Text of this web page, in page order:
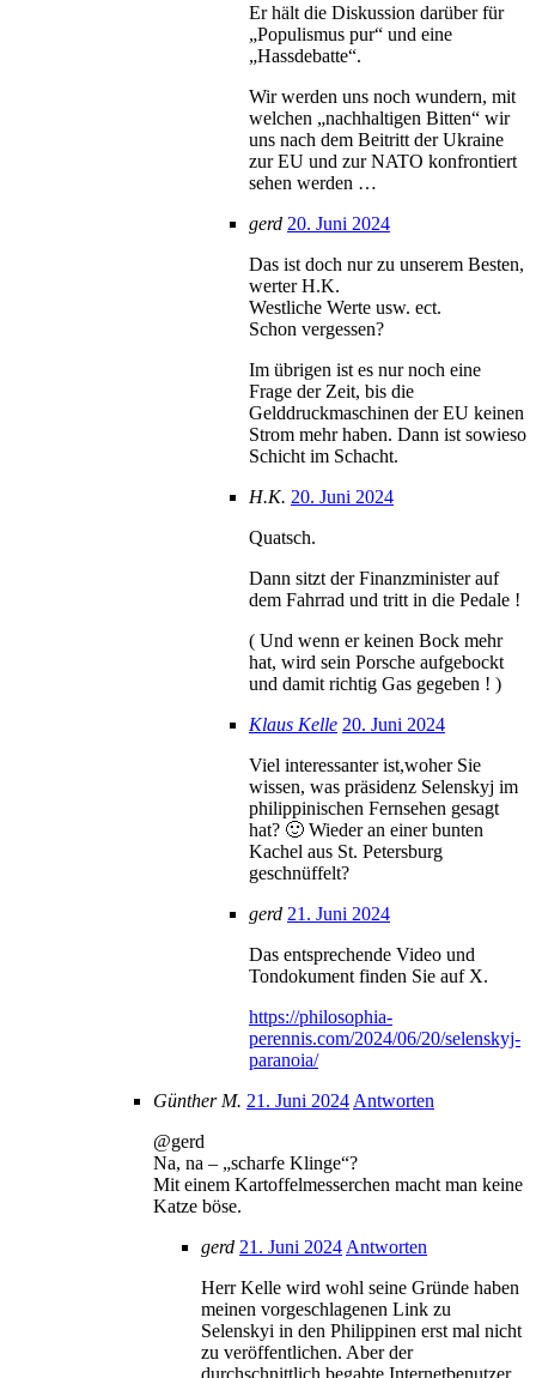
Er hält die Diskussion darüber für
„Populismus pur“ und eine
„Hassdebatte“.
Wir werden uns noch wundern, mit
welchen „nachhaltigen Bitten“ wir
uns nach dem Beitritt der Ukraine
zur EU und zur NATO konfrontiert
sehen werden …
gerd 20. Juni 2024
Das ist doch nur zu unserem Besten,
werter H.K.
Westliche Werte usw. ect.
Schon vergessen?
Im übrigen ist es nur noch eine
Frage der Zeit, bis die
Gelddruckmaschinen der EU keinen
Strom mehr haben. Dann ist sowieso
Schicht im Schacht.
H.K. 20. Juni 2024
Quatsch.
Dann sitzt der Finanzminister auf
dem Fahrrad und tritt in die Pedale !
( Und wenn er keinen Bock mehr
hat, wird sein Porsche aufgebockt
und damit richtig Gas gegeben ! )
Klaus Kelle 20. Juni 2024
Viel interessanter ist,woher Sie
wissen, was präsidenz Selenskyj im
philippinischen Fernsehen gesagt
hat? 🙂 Wieder an einer bunten
Kachel aus St. Petersburg
geschnüffelt?
gerd 21. Juni 2024
Das entsprechende Video und
Tondokument finden Sie auf X.
https://philosophia-
perennis.com/2024/06/20/selenskyj-
paranoia/
Günther M. 21. Juni 2024 Antworten
@gerd
Na, na – „scharfe Klinge“?
Mit einem Kartoffelmesserchen macht man keine
Katze böse.
gerd 21. Juni 2024 Antworten
Herr Kelle wird wohl seine Gründe haben
meinen vorgeschlagenen Link zu
Selenskyi in den Philippinen erst mal nicht
zu veröffentlichen. Aber der
durchschnittlich begabte Internetbenutzer